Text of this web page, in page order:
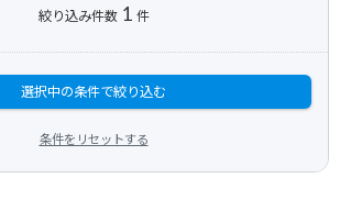
絞り込み件数 1 件
選択中の条件で絞り込む
条件をリセットする